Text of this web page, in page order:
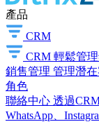
產品
CRM
CRM 輕鬆管
銷售管理 管理潛
角色
聯絡中心 透過
WhatsApp、